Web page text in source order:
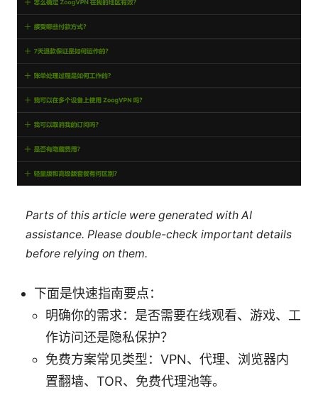
Parts of this article were generated with AI
assistance. Please double-check important details
before relying on them.
下面是快速指南要点：
明确你的需求：是否需要在线观看、游戏、工
作访问还是隐私保护？
免费方案常见类型：VPN、代理、浏览器内
置翻墙、TOR、免费代理池等。